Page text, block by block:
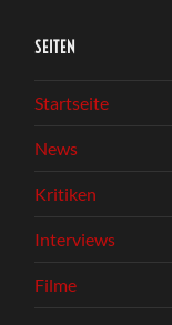
SEITEN
Startseite
News
Kritiken
Interviews
Filme